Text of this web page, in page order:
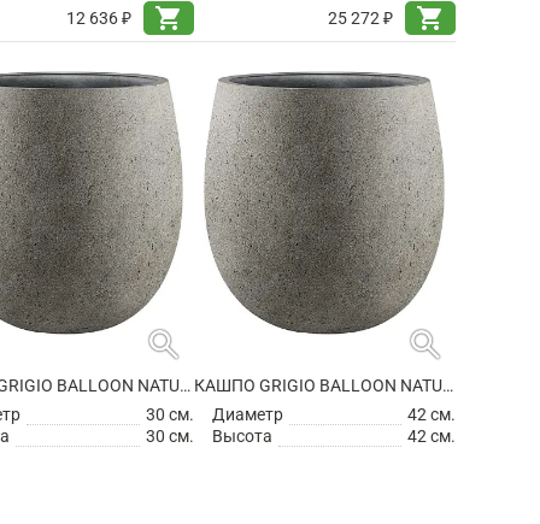
12 636 ₽
shopping_cart
25 272 ₽
shopping_cart
search
КАШПО GRIGIO BALLOON NATURAL CONCRETE
30 см.
30 см.
search
КАШПО GRIGIO BALLOON NATURAL CONCRETE
Диаметр
42 см.
Высота
42 см.